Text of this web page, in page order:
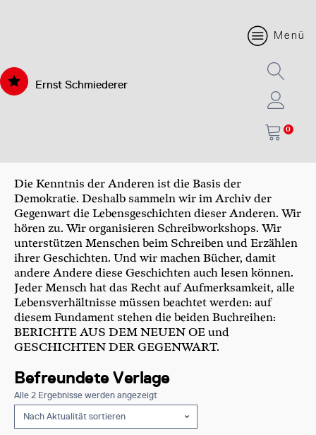
Ernst Schmiederer
Menü
0
Die Kenntnis der Anderen ist die Basis der
Demokratie. Deshalb sammeln wir im Archiv der
Gegenwart die Lebensgeschichten dieser Anderen. Wir
hören zu. Wir organisieren Schreibworkshops. Wir
unterstützen Menschen beim Schreiben und Erzählen
ihrer Geschichten. Und wir machen Bücher, damit
andere Andere diese Geschichten auch lesen können.
Jeder Mensch hat das Recht auf Aufmerksamkeit, alle
Lebensverhältnisse müssen beachtet werden: auf
diesem Fundament stehen die beiden Buchreihen:
BERICHTE AUS DEM NEUEN OE und
GESCHICHTEN DER GEGENWART.
Befreundete Verlage
Alle 2 Ergebnisse werden angezeigtNach
Aktualität
sortiert